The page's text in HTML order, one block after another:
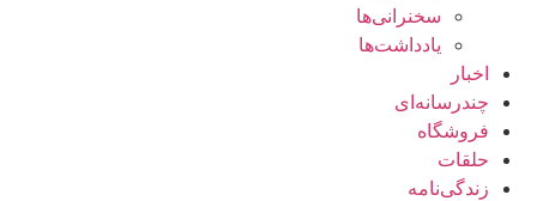
سخنرانی‌ها
یادداشت‌ها
اخبار
چندرسانه‌ای
فروشگاه
حلقات
زندگی‌نامه